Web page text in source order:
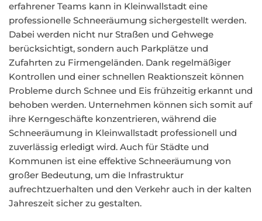
erfahrener Teams kann in Kleinwallstadt eine
professionelle Schneeräumung sichergestellt werden.
Dabei werden nicht nur Straßen und Gehwege
berücksichtigt, sondern auch Parkplätze und
Zufahrten zu Firmengeländen. Dank regelmäßiger
Kontrollen und einer schnellen Reaktionszeit können
Probleme durch Schnee und Eis frühzeitig erkannt und
behoben werden. Unternehmen können sich somit auf
ihre Kerngeschäfte konzentrieren, während die
Schneeräumung in Kleinwallstadt professionell und
zuverlässig erledigt wird. Auch für Städte und
Kommunen ist eine effektive Schneeräumung von
großer Bedeutung, um die Infrastruktur
aufrechtzuerhalten und den Verkehr auch in der kalten
Jahreszeit sicher zu gestalten.